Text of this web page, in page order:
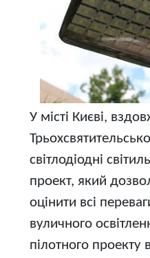
У місті Києві,
світлодіодні
проект, який
оцінити всі
вуличного
пілотного проекту